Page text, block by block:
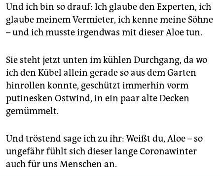
Und ich bin so drauf: Ich glaube den Experten, ich
glaube meinem Vermieter, ich kenne meine Söhne
– und ich musste irgendwas mit dieser Aloe tun.
Sie steht jetzt unten im kühlen Durchgang, da wo
ich den Kübel allein gerade so aus dem Garten
hinrollen konnte, geschützt immerhin vorm
putinesken Ostwind, in ein paar alte Decken
gemümmelt.
Und tröstend sage ich zu ihr: Weißt du, Aloe – so
ungefähr fühlt sich dieser lange Coronawinter
auch für uns Menschen an.